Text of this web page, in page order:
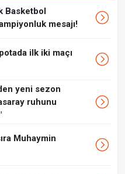
Basketbol
mesajı!
ilk iki maçı
yeni sezon
ruhunu
Muhaymin